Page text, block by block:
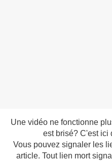
Une vidéo ne fonctionne
est brisé? C'est ici
Vous pouvez signaler les
article. Tout lien mort